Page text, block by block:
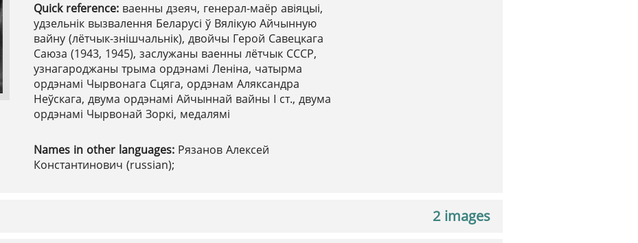
Quick reference: ваенны дзеяч, генерал-маёр авіяцыі,
удзельнік вызвалення Беларусі ў Вялікую Айчынную
вайну (лётчык-знішчальнік), двойчы Герой Савецкага
Саюза (1943, 1945), заслужаны ваенны лётчык СССР,
узнагароджаны трыма ордэнамі Леніна, чатырма
ордэнамі Чырвонага Сцяга, ордэнам Аляксандра
Неўскага, двума ордэнамі Айчыннай вайны І ст., двума
ордэнамі Чырвонай Зоркі, медалямі
Names in other languages: Рязанов Алексей
Константинович (russian);
2 images